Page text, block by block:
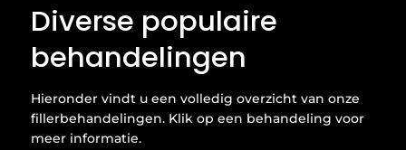
Diverse populaire
behandelingen
Hieronder vindt u een volledig overzicht van onze
fillerbehandelingen. Klik op een behandeling voor
meer informatie.